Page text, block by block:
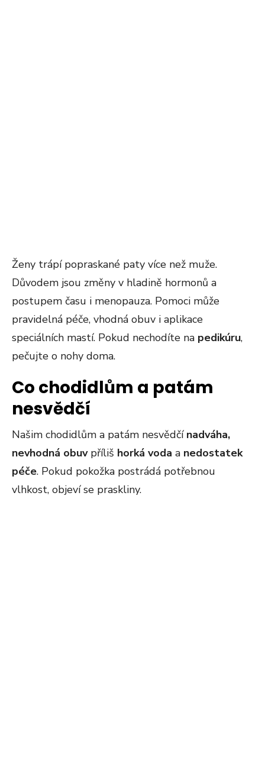
Ženy trápí popraskané paty více než muže.
Důvodem jsou změny v hladině hormonů a
postupem času i menopauza. Pomoci může
pravidelná péče, vhodná obuv i aplikace
speciálních mastí. Pokud nechodíte na pedikúru,
pečujte o nohy doma.
Co chodidlům a patám
nesvědčí
Našim chodidlům a patám nesvědčí nadváha,
nevhodná obuvpříliš horká voda a nedostatek
péče. Pokud pokožka postrádá potřebnou
vlhkost, objeví se praskliny.